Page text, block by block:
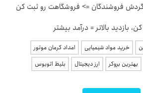
بازدید بالاتر = درآمد بیشتر
خرید مواد شیمیایی
امداد کرمان موتور
بهترین بروکر ارز دیجیتال بلیط اتوبوس